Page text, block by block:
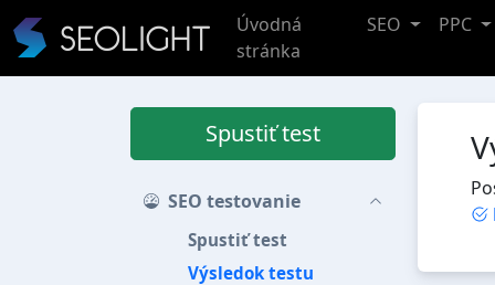
Úvodná
stránka
SEO PPC
Spustiť test
SEO testovanie
Spustiť test
Výsledok testu